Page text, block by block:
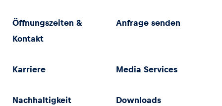
Öffnungszeiten &
Kontakt
Anfrage senden
Karriere Media Services
Nachhaltigkeit Downloads